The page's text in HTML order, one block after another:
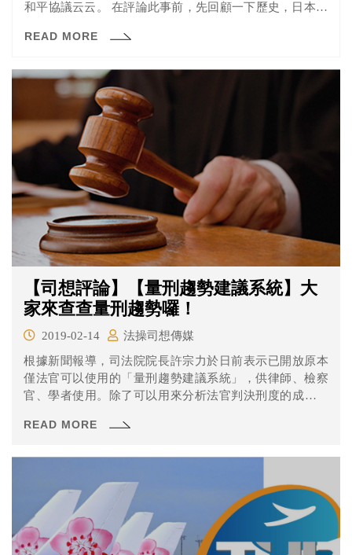
和平協議云云。 在評論此事前，先回顧一下歷史，日本向
邀中國共產黨（清楚載明該黨正式名稱，非常重要！）欲
黨代表在中國重慶進行會談，中華民國國民政府主席蔣中
正和中國共產黨主席毛澤東均有與會，更拍照合影，凸顯
和平氣氛，後於同年10月10日簽訂《雙十協定》，共同表
示避免內戰、和平建國、推動民主等目標。但就在《雙十
協定》簽訂未久，國共內戰就全面爆發！後面的事，大家
應該就很清楚了。
READ MORE
【司想評論】【量刑趨勢建議系統】大
家來查查量刑趨勢囉！
2019-02-14
法操司想傳媒
根據新聞報導，司法院院長許宗力於日前表示已開放原本
僅法官可以使用的「量刑趨勢建議系統」，供律師、檢察
官、學者使用。除了可以用來分析法官判決刑度的成因，
刑建議趨勢系統」！ 不知道大家有沒有想過，當法官適用
READ MORE